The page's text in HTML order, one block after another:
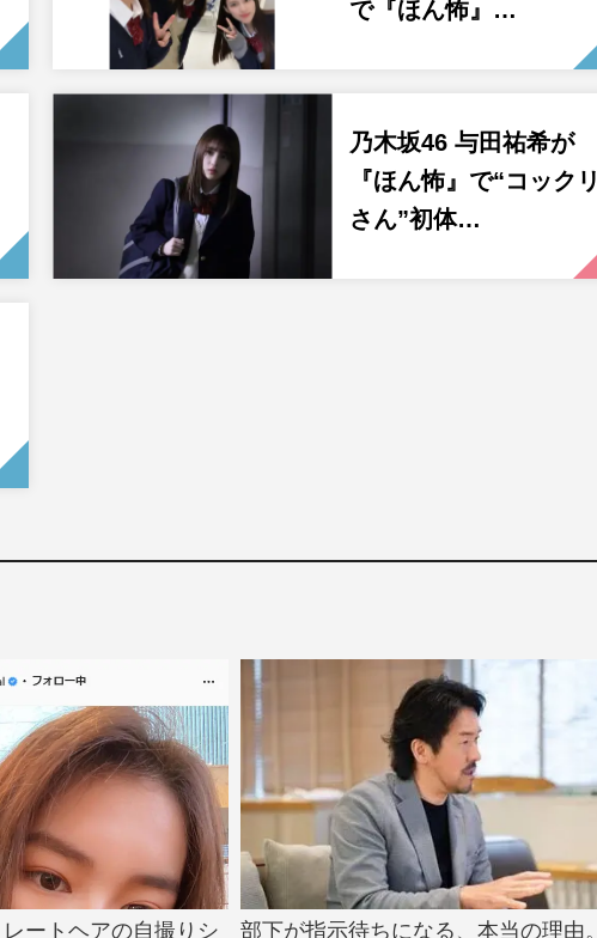
で『ほん怖』…
乃木坂46 与田祐希が
『ほん怖』で“コックリ
さん”初体…
ートヘアの自撮りシ
部下が指示待ちになる、本当の理由。